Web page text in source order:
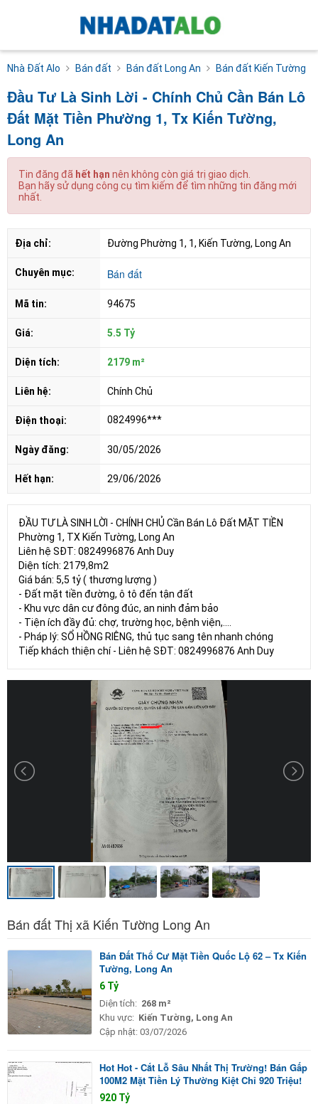
Nhà Đất Alo Bán đất Bán đất Long An Bán đất Kiến Tường
Đầu Tư Là Sinh Lời - Chính Chủ Cần Bán Lô
Đất Mặt Tiền Phường 1, Tx Kiến Tường,
Long An
Tin đăng đã hết hạn nên không còn giá trị giao dịch.
Bạn hãy sử dụng công cụ tìm kiếm để tìm những tin đăng mới
nhất.
Địa chỉ: Đường Phường 1, 1, Kiến Tường, Long An
Chuyên mục: Bán đất
Mã tin: 94675
Giá: 5.5 Tỷ
Diện tích: 2179 m²
Liên hệ: Chính Chủ
Điện thoại: 0824996***
Ngày đăng: 30/05/2026
Hết hạn: 29/06/2026
ĐẦU TƯ LÀ SINH LỜI - CHÍNH CHỦ Cần Bán Lô Đất MẶT TIỀN
Phường 1, TX Kiến Tường, Long An
Liên hệ SĐT: 0824996876 Anh Duy
Diện tích: 2179,8m2
Giá bán: 5,5 tỷ ( thương lượng )
- Đất mặt tiền đường, ô tô đến tận đất
- Khu vực dân cư đông đúc, an ninh đảm bảo
- Tiện ích đầy đủ: chợ, trường học, bệnh viện,....
- Pháp lý: SỔ HỒNG RIÊNG, thủ tục sang tên nhanh chóng
Tiếp khách thiện chí - Liên hệ SĐT: 0824996876 Anh Duy
Bán đất Thị xã Kiến Tường Long An
Bán Đất Thổ Cư Mặt Tiền Quốc Lộ 62 – Tx Kiến
Tường, Long An
6 Tỷ
Diện tích: 268 m²
Khu vực: Kiến Tường, Long An
Cập nhật: 03/07/2026
Hot Hot - Cắt Lỗ Sâu Nhất Thị Trường! Bán Gấp
100M2 Mặt Tiền Lý Thường Kiệt Chỉ 920 Triệu!
920 Tỷ